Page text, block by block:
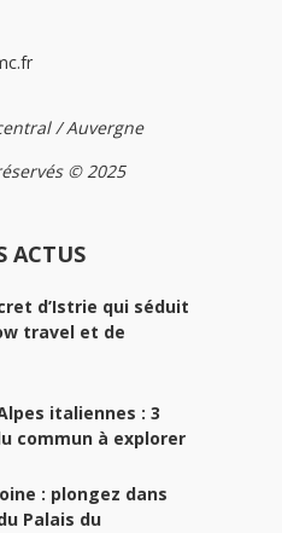
/ Auvergne
© 2025
ACTUS
d’Istrie qui séduit
travel et de
italiennes : 3
commun à explorer
: plongez dans
Palais du